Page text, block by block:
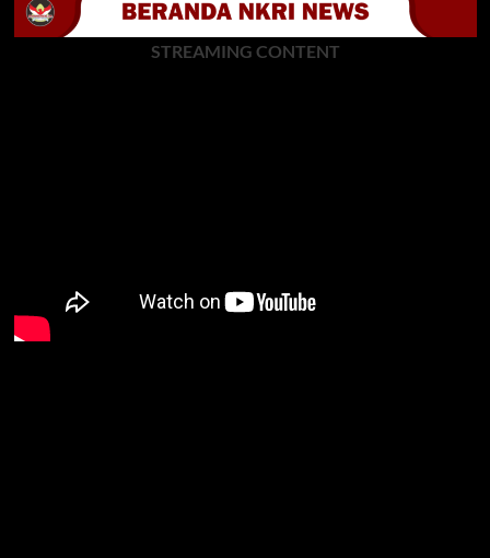
STREAMING CONTENT